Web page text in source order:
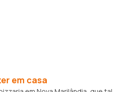
em casa